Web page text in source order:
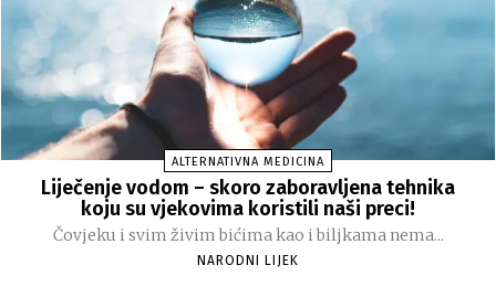
ALTERNATIVNA MEDICINA
Liječenje vodom – skoro zaboravljena tehnika
koju su vjekovima koristili naši preci!
Čovjeku i svim živim bićima kao i biljkama nema...
NARODNI LIJEK